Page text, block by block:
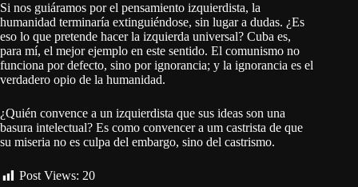
Si nos guiáramos por el pensamiento izquierdista, la
humanidad terminaría extinguiéndose, sin lugar a dudas. ¿Es
eso lo que pretende hacer la izquierda universal? Cuba es,
para mí, el mejor ejemplo en este sentido. El comunismo no
funciona por defecto, sino por ignorancia; y la ignorancia es el
verdadero opio de la humanidad.
¿Quién convence a un izquierdista que sus ideas son una
basura intelectual? Es como convencer a um castrista de que
su miseria no es culpa del embargo, sino del castrismo.
Post Views: 20